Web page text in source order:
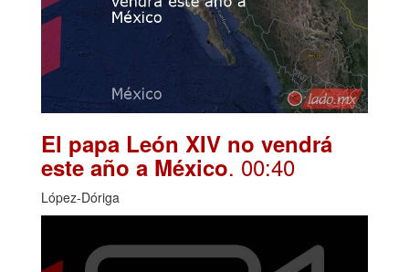
El papa León XIV no vendrá
este año a México. 00:40
López-Dóriga